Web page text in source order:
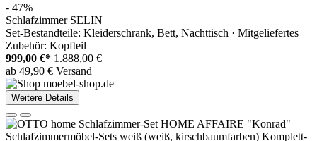
- 47%
Schlafzimmer SELIN
Set-Bestandteile: Kleiderschrank, Bett, Nachttisch · Mitgeliefertes
Zubehör: Kopfteil
999,00 €* 1.888,00 €
ab 49,90 € Versand
Weitere Details